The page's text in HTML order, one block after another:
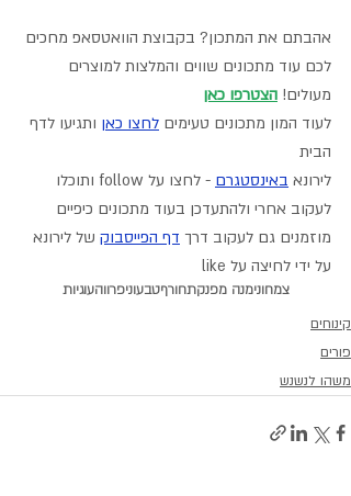
אהבתם את המתכון? בקבוצת הוואטסאפ מחכים
לכם עוד מתכונים שווים והמלצות למוצרים
מעולים! הצטרפו כאן
לעוד המון מתכונים טעימים לחצו כאן ותגיעו לדף
הבית
לירונא באינסטגרם
- לחצו על follow ותוכלו
לעקוב אחרי ולהתעדכן בעוד מתכונים כיפיים
מוזמנים גם לעקוב דרך דף הפייסבוק של לירונא
על ידי לחיצה על like
צמחונימנה מפנקתחורףטבעוניפרווהעוגיות
קינוחים
פורים
משהו לנשנש